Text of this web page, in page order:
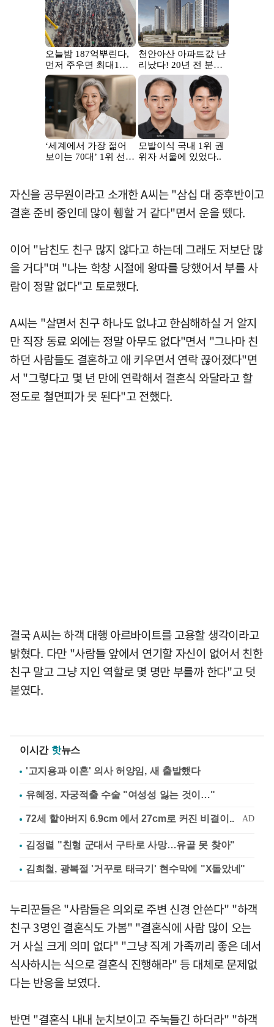
자신을 공무원이라고 소개한 A씨는 "삼십 대 중후반이고
결혼 준비 중인데 많이 휑할 거 같다"면서 운을 뗐다.
이어 "남친도 친구 많지 않다고 하는데 그래도 저보단 많
을 거다"며 "나는 학창 시절에 왕따를 당했어서 부를 사
람이 정말 없다"고 토로했다.
A씨는 "살면서 친구 하나도 없냐고 한심해하실 거 알지
만 직장 동료 외에는 정말 아무도 없다"면서 "그나마 친
하던 사람들도 결혼하고 애 키우면서 연락 끊어졌다"면
서 "그렇다고 몇 년 만에 연락해서 결혼식 와달라고 할
정도로 철면피가 못 된다"고 전했다.
결국 A씨는 하객 대행 아르바이트를 고용할 생각이라고
밝혔다. 다만 "사람들 앞에서 연기할 자신이 없어서 친한
친구 말고 그냥 지인 역할로 몇 명만 부를까 한다"고 덧
붙였다.
이시간 핫뉴스
'고지용과 이혼' 의사 허양임, 새 출발했다
유혜정, 자궁적출 수술 "여성성 잃는 것이…"
김정렬 "친형 군대서 구타로 사망…유골 못 찾아"
김희철, 광복절 '거꾸로 태극기' 현수막에 "X돌았네"
누리꾼들은 "사람들은 의외로 주변 신경 안쓴다" "하객
친구 3명인 결혼식도 가봄" "결혼식에 사람 많이 오는
거 사실 크게 의미 없다" "그냥 직계 가족끼리 좋은 데서
식사하시는 식으로 결혼식 진행해라" 등 대체로 문제없
다는 반응을 보였다.
반면 "결혼식 내내 눈치보이고 주눅들긴 하더라" "하객